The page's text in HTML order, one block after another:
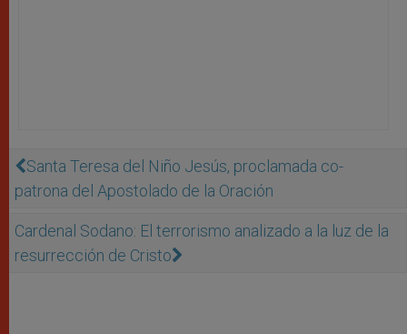
Santa Teresa del Niño Jesús, proclamada co-
patrona del Apostolado de la Oración
Cardenal Sodano: El terrorismo analizado a la luz de la
resurrección de Cristo